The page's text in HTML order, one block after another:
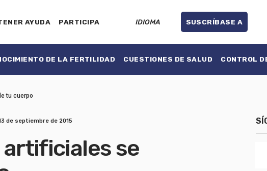
AYUDA PARTICIPA IDIOMA SUSCRÍBASE A
DE LA FERTILIDAD CUESTIONES DE SALUD CONTROL
tu cuerpo
de septiembre de 2015
artificiales se